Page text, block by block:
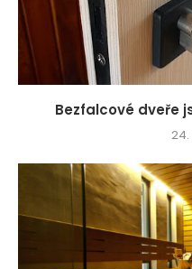
Bezfalcové dveře
24.